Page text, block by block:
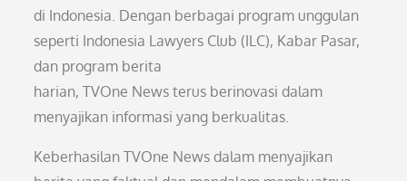
di Indonesia. Dengan berbagai program unggulan
seperti Indonesia Lawyers Club (ILC), Kabar Pasar,
dan program berita
harian, TVOne News terus berinovasi dalam
menyajikan informasi yang berkualitas.
Keberhasilan TVOne News dalam menyajikan